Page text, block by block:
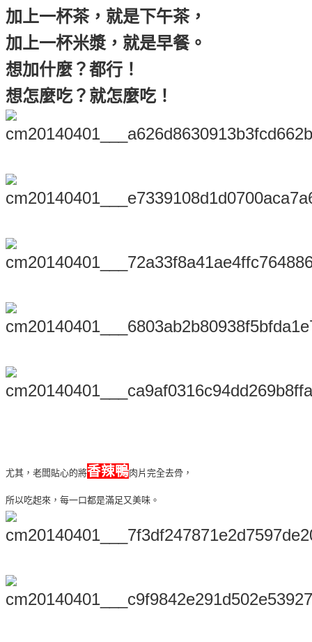
加上一杯茶，就是下午茶，
加上一杯米漿，就是早餐。
想加什麼？都行！
想怎麼吃？就怎麼吃！
尤其，老闆貼心的將香辣鴨肉片完全去骨，
所以吃起來，每一口都是滿足又美味。